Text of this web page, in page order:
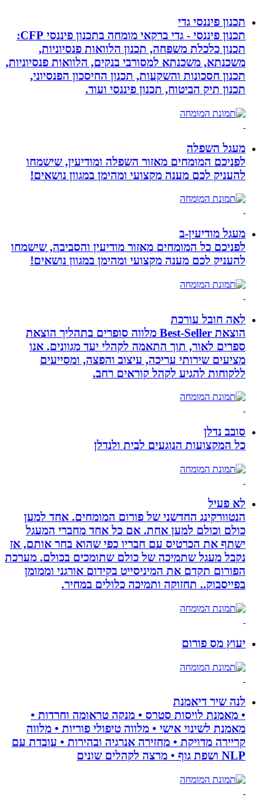
תכנון פיננסי גדי
תכנון פיננסי - גדי ברקאי מומחה בתכנון פיננסי CFP:
תכנון כלכלת משפחה, תכנון הלוואות פנסיוניות,
משכנתא, משכנתא למסורבי בנקים, הלוואות פנסיוניות,
תכנון חסכונות והשקעות, תכנון החיסכון הפנסיוני,
תכנון תיק הביטוח, תכנון פיננסי ועוד.
מעגל השפלה
לפניכם המומחים מאזור השפלה ומודיעין, שישמחו
להעניק לכם מענה מקצועי ומהימן במגוון נושאים!
מעגל מודיעין-ב
לפניכם כל המומחים מאזור מודיעין והסביבה, שישמחו
להעניק לכם מענה מקצועי ומהימן במגוון נושאים!
לאה חובל עורכת
הוצאת Best-Seller מלווה סופרים בתהליך הוצאת
ספרים לאור, תוך התאמה לקהלי יעד מגוונים. אנו
מציעים שירותי עריכה, עיצוב והפצה, ומסייעים
ללקוחות להגיע לקהל קוראים רחב.
סובב נדלן
כל המקצועות הנוגעים לבית ולנדלן
לא פעיל
הנטוורקינג החדשני של פורום המומחים. אחד למען
כולם וכולם למען אחת. אם כל אחד מחברי המעגל
ישתף את הכרטיס עם חבריו כפי שהוא בחר אותם, אז
נקבל מעגל שתמיכה של כולם שתומכים בכולם. מערכת
הפורום תקדם את המיניסייט בקידום אורגני וממומן
בפייסבוק.. תחזוקה ותמיכה כלולים במחיר.
יעוץ מס פורום
לנה שיר דיאמנת
• מאמנת לויסות סטרס • מנקה טראומה וחרדות •
מאמנת לשינוי אישי • מלווה טיפולי פוריות • מלווה
קריירה מדויקת • מחזירה אנרגיה ובהירות • עובדת עם